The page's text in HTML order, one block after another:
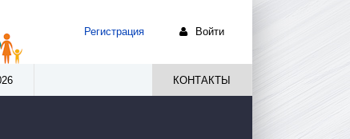
Регистрация Войти
КОНТАКТЫ